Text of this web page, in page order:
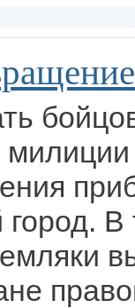
милиции
город. В